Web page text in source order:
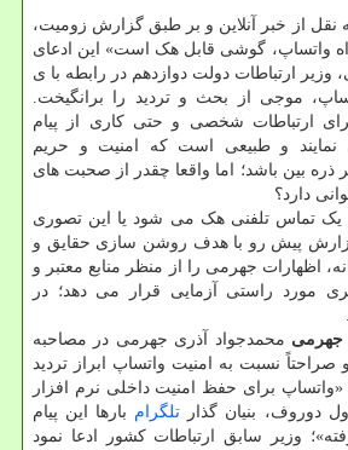
نقل از خبر آنلاین و بر طبق گزارش زومیت،
واتساپ، گوشی قابل هک است» این ادعای
ارتباطات دولت دوازدهم در رابطه با ی
موجی از بحث و تردید را برانگیخت.
برای ارتباطات شخصی و حتی کاری از پیام
نمایند و طبیعی است که امنیت و حریم
ذره بین باشد؛ اما واقعا چقدر از صحبت های
دارد؟
یک تماس تلفنی هک می شود یا این تصوری
پیش رو با هدف روشن سازی حقایق و
اظهارات جهرمی را از منظر منابع معتبر و
مورد راستی آزمایی قرار می دهد؛ در
جهرمی محمدجواد آذری جهرمی در مصاحبه
صراحتاً نسبت به امنیت واتساپ ابراز تردید
برای حفظ امنیت داخلی نرم افزار
دوروف، بنیان گذار تلگرام بارها این پیام
وزیر سابق ارتباطات کشور ادعا نمود